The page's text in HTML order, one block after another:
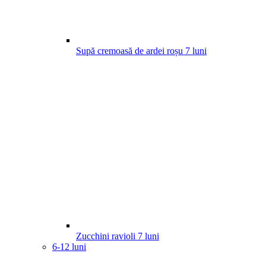
Supă cremoasă de ardei roșu 7 luni
Zucchini ravioli 7 luni
6-12 luni